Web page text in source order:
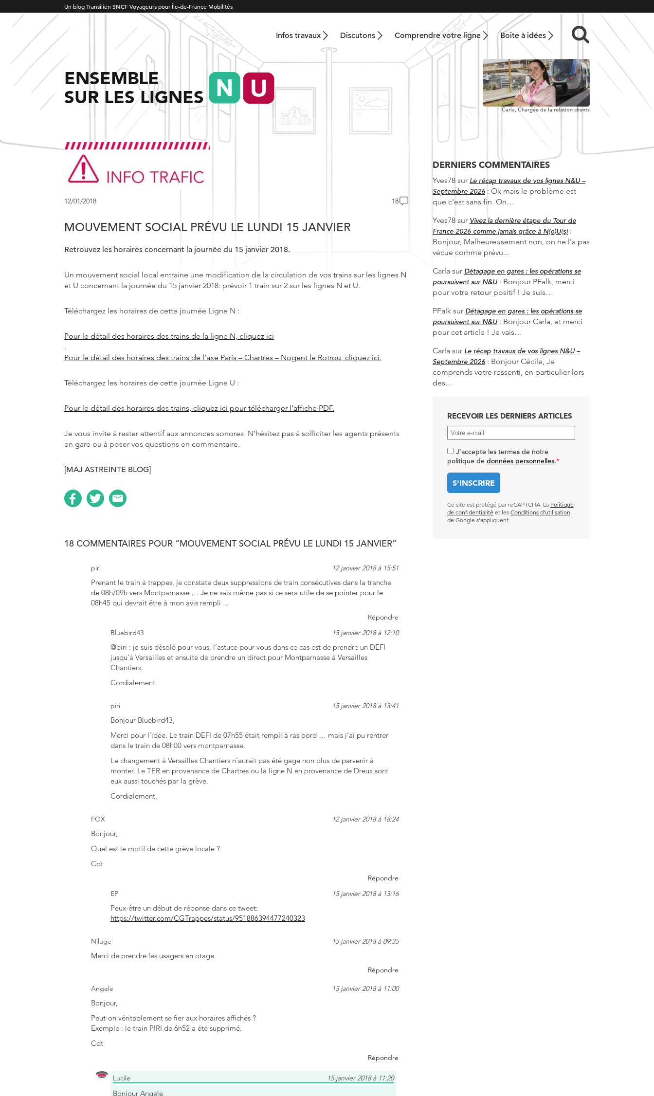
Un blog Transilien SNCF Voyageurs pour Île-de-France Mobilités
Infos travaux Discutons Comprendre votre ligne Boite à idées
ENSEMBLE
SUR LES LIGNES
Carla, Chargée de la relation clients
12/01/2018 18
MOUVEMENT SOCIAL PRÉVU LE LUNDI 15 JANVIER
Retrouvez les horaires concernant la journée du 15 janvier 2018.
Un mouvement social local entraine une modification de la circulation de vos trains sur les lignes N
et U concernant la journée du 15 janvier 2018: prévoir 1 train sur 2 sur les lignes N et U.
Téléchargez les horaires de cette journée Ligne N :
Pour le détail des horaires des trains de la ligne N, cliquez ici
.
Pour le détail des horaires des trains de l’axe Paris – Chartres – Nogent le Rotrou, cliquez ici.
Téléchargez les horaires de cette journée Ligne U :
Pour le détail des horaires des trains, cliquez ici pour télécharger l’affiche PDF.
Je vous invite à rester attentif aux annonces sonores. N’hésitez pas à solliciter les agents présents
en gare ou à poser vos questions en commentaire.
[MAJ ASTREINTE BLOG]
18 COMMENTAIRES POUR “MOUVEMENT SOCIAL PRÉVU LE LUNDI 15 JANVIER”
piri 12 janvier 2018 à 15:51
Prenant le train à trappes, je constate deux suppressions de train consécutives dans la tranche
de 08h/09h vers Montparnasse … Je ne sais même pas si ce sera utile de se pointer pour le
08h45 qui devrait être à mon avis rempli …
Répondre
Bluebird43
15 janvier 2018 à 12:10
@piri : je suis désolé pour vous, l’astuce pour vous dans ce cas est de prendre un DEFI
jusqu’à Versailles et ensuite de prendre un direct pour Montparnasse à Versailles
Chantiers.
Cordialement.
piri 15 janvier 2018 à 13:41
Bonjour Bluebird43,
Merci pour l’idée. Le train DEFI de 07h55 était rempli à ras bord … mais j’ai pu rentrer
dans le train de 08h00 vers montparnasse.
Le changement à Versailles Chantiers n’aurait pas été gage non plus de parvenir à
monter. Le TER en provenance de Chartres ou la ligne N en provenance de Dreux sont
eux aussi touchés par la grève.
Cordialement,
FOX 12 janvier 2018 à 18:24
Bonjour,
Quel est le motif de cette grève locale ?
Cdt
Répondre
EP
15 janvier 2018 à 13:16
Peux-être un début de réponse dans ce tweet:
https://twitter.com/CGTrappes/status/951886394477240323
Niluge 15 janvier 2018 à 09:35
Merci de prendre les usagers en otage.
Répondre
Angele 15 janvier 2018 à 11:00
Bonjour,
Peut-on véritablement se fier aux horaires affichés ?
Exemple : le train PIRI de 6h52 a été supprimé.
Cdt
Répondre
Lucile 15 janvier 2018 à 11:20
Bonjour Angele,
DERNIERS COMMENTAIRES
Yves78 sur Le récap travaux de vos lignes N&U –
Septembre 2026 : Ok mais le problème est
que c'est sans fin. On…
Yves78 sur Vivez la dernière étape du Tour de
France 2026 comme jamais grâce à N(o)U(s) :
Bonjour, Malheureusement non, on ne l'a pas
vécue comme prévu...
Carla sur Détagage en gares : les opérations se
poursuivent sur N&U : Bonjour PFalk, merci
pour votre retour positif ! Je suis…
PFalk sur Détagage en gares : les opérations se
poursuivent sur N&U : Bonjour Carla, et merci
pour cet article ! Je vais…
Carla sur Le récap travaux de vos lignes N&U –
Septembre 2026 : Bonjour Cécile, Je
comprends votre ressenti, en particulier lors
des…
RECEVOIR LES DERNIERS ARTICLES
J'accepte les termes de notre
politique de données personnelles.*
Ce site est protégé par reCAPTCHA. La Politique
de confidentialité et les Conditions d’utilisation
de Google s’appliquent.